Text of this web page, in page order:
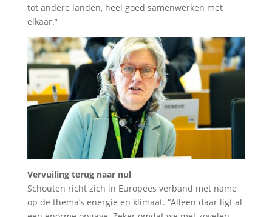
tot andere landen, heel goed samenwerken met
elkaar.”
Vervuiling terug naar nul
Schouten richt zich in Europees verband met name
op de thema’s energie en klimaat. “Alleen daar ligt al